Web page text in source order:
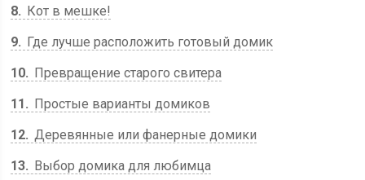
8
Кот в мешке!
9
Где лучше расположить готовый домик
10
Превращение старого свитера
11
Простые варианты домиков
12 Деревянные или фанерные домики
13
Выбор домика для любимца